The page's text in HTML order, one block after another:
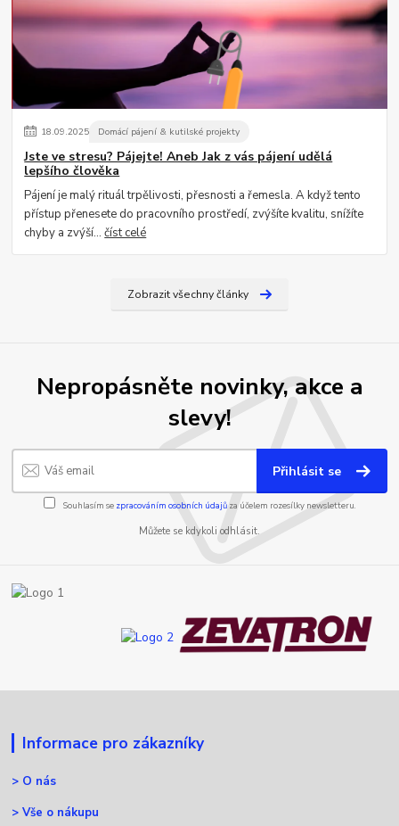
18.09.2025 Domácí pájení & kutilské projekty
Jste ve stresu? Pájejte! Aneb Jak z vás pájení udělá
lepšího člověka
Pájení je malý rituál trpělivosti, přesnosti a řemesla. A když tento
přístup přenesete do pracovního prostředí, zvýšíte kvalitu, snížíte
chyby a zvýší...číst celé
Zobrazit všechny články
Nepropásněte novinky, akce a
slevy!
Přihlásit se
Souhlasím se zpracováním osobních údajůza účelem rozesílky newsletteru.
Můžete se kdykoli odhlásit.
Informace pro zákazníky
> O nás
>Vše o nákupu